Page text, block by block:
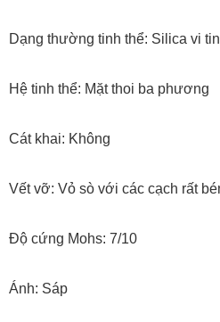
Dạng thường tinh thể: Silica vi
Hệ tinh thể: Mặt thoi ba phương
Cát khai: Không
Vết vỡ: Vỏ sò với các cạch rất
Độ cứng Mohs: 7/10
Ánh: Sáp